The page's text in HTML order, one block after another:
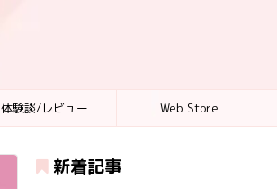
体験談/レビュー Web Store
新着記事